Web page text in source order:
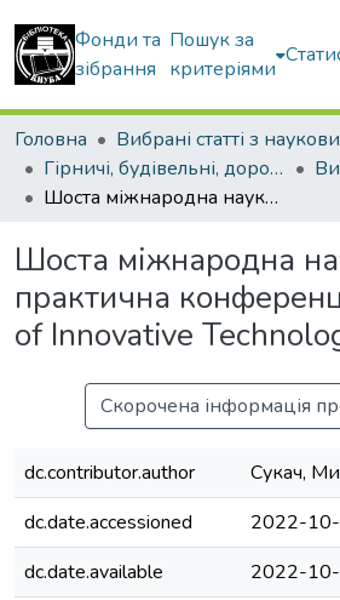
Фонди та
зібрання
Пошук за
критеріями
Головна
Гірничі, будівельні, дорожні та меліоративні машини
Шоста міжнародна науково-практична конференція «Transfer of Innovative Technologies 2020»
Шоста міжнародна
практична
of Innovative
Скорочена інформація
dc.contributor.author
Сукач,
dc.date.accessioned
2022-
dc.date.available
2022-